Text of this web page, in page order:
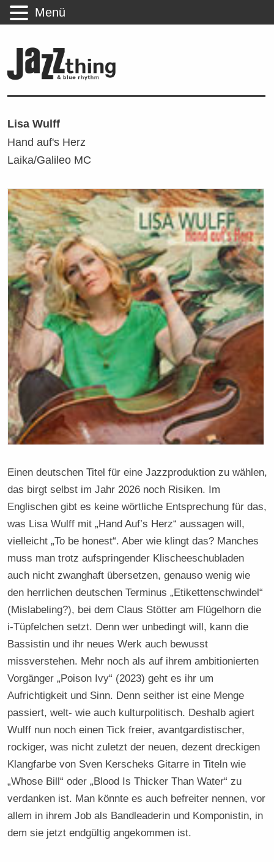
Lisa Wulff
Hand auf's Herz
Laika/Galileo MC
Einen deutschen Titel für eine Jazzproduktion zu wählen,
das birgt selbst im Jahr 2026 noch Risiken. Im
Englischen gibt es keine wörtliche Entsprechung für das,
was Lisa Wulff mit „Hand Auf’s Herz“ aussagen will,
vielleicht „To be honest“. Aber wie klingt das? Manches
muss man trotz aufspringender Klischeeschubladen
auch nicht zwanghaft übersetzen, genauso wenig wie
den herrlichen deutschen Terminus „Etikettenschwindel“
(Mislabeling?), bei dem Claus Stötter am Flügelhorn die
i-Tüpfelchen setzt. Denn wer unbedingt will, kann die
Bassistin und ihr neues Werk auch bewusst
missverstehen. Mehr noch als auf ihrem ambitionierten
Vorgänger „Poison Ivy“ (2023) geht es ihr um
Aufrichtigkeit und Sinn. Denn seither ist eine Menge
passiert, welt- wie auch kulturpolitisch. Deshalb agiert
Wulff nun noch einen Tick freier, avantgardistischer,
rockiger, was nicht zuletzt der neuen, dezent dreckigen
Klangfarbe von Sven Kerscheks Gitarre in Titeln wie
„Whose Bill“ oder „Blood Is Thicker Than Water“ zu
verdanken ist. Man könnte es auch befreiter nennen, vor
allem in ihrem Job als Bandleaderin und Komponistin, in
dem sie jetzt endgültig angekommen ist.
Menü